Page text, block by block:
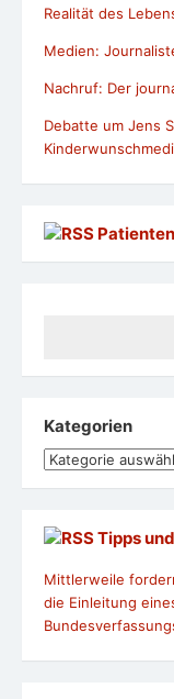
Realität des
Medien:
Nachruf: Der
Debatte um Jens
Kategorien
Kategorien
Tipps
Mittlerweile
die Einleitung